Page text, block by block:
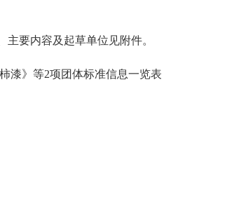
主要内容及起草单位见附件。
漆》等2项团体标准信息一览表